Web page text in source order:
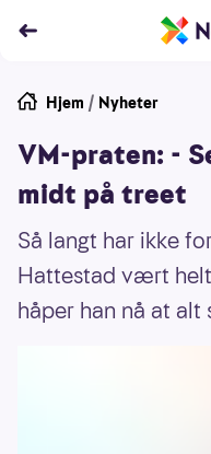
Hjem / Nyheter
VM-praten: -
midt på treet
Så langt har ikke
Hattestad vært
håper han nå at